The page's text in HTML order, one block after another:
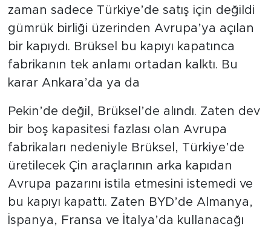
zaman sadece Türkiye’de satış için değildi
gümrük birliği üzerinden Avrupa’ya açılan
bir kapıydı. Brüksel bu kapıyı kapatınca
fabrikanın tek anlamı ortadan kalktı. Bu
karar Ankara’da ya da
Pekin’de değil, Brüksel’de alındı. Zaten dev
bir boş kapasitesi fazlası olan Avrupa
fabrikaları nedeniyle Brüksel, Türkiye’de
üretilecek Çin araçlarının arka kapıdan
Avrupa pazarını istila etmesini istemedi ve
bu kapıyı kapattı. Zaten BYD’de Almanya,
İspanya, Fransa ve İtalya’da kullanacağı